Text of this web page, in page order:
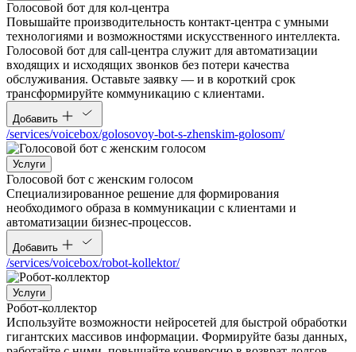
Голосовой бот для кол-центра
Повышайте производительность контакт-центра с умными
технологиями и возможностями искусственного интеллекта.
Голосовой бот для call-центра служит для автоматизации
входящих и исходящих звонков без потери качества
обслуживания. Оставьте заявку — и в короткий срок
трансформируйте коммуникацию с клиентами.
Добавить
/services/voicebox/golosovoy-bot-s-zhenskim-golosom/
Услуги
Голосовой бот с женским голосом
Специализированное решение для формирования
необходимого образа в коммуникации с клиентами и
автоматизации бизнес-процессов.
Добавить
/services/voicebox/robot-kollektor/
Услуги
Робот-коллектор
Используйте возможности нейросетей для быстрой обработки
гигантских массивов информации. Формируйте базы данных,